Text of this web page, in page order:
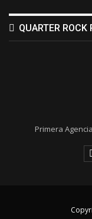
QUARTER ROCK
Primera